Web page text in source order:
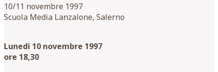
10/11 novembre 1997
Scuola Media Lanzalone, Salerno
Lunedì 10 novembre 1997
ore 18,30